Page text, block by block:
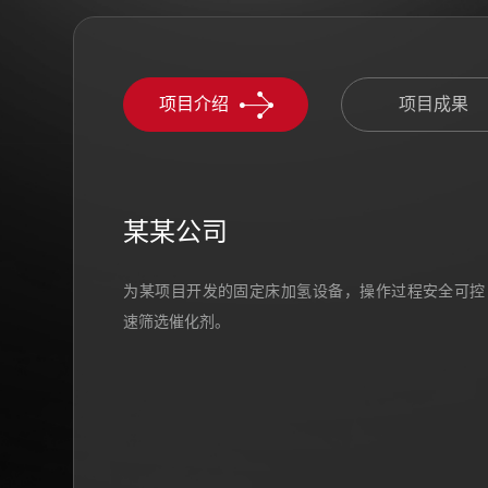
项目介绍 项目成果
某某公司
为某项目开发的固定床加氢设备，操作过程安全可
速筛选催化剂。